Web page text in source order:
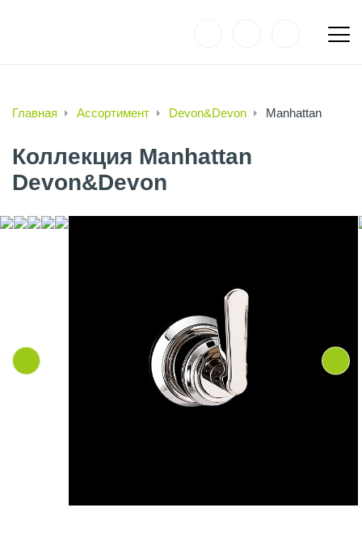
Главная Ассортимент Devon&Devon Manhattan
Коллекция Manhattan
Devon&Devon